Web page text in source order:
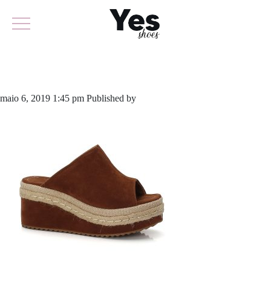
maio 6, 2019 1:45 pm Published by